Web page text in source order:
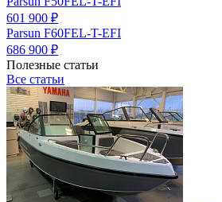
601 900 ₽
Parsun F60FEL-T-EFI
686 900 ₽
Полезные статьи
Все статьи